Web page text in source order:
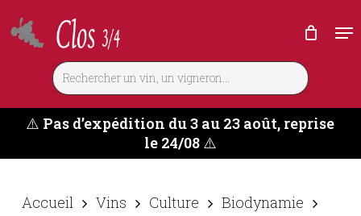
to
main
⚠️ Pas d’expédition du 3 au 23 août, reprise
le 24/08⚠️
Accueil Vins Culture
Biodynamie